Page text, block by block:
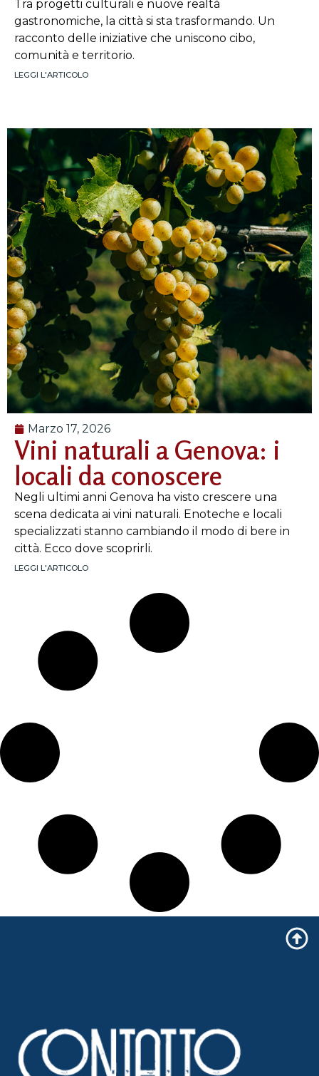
Tra progetti culturali e nuove realtà
gastronomiche, la città si sta trasformando. Un
racconto delle iniziative che uniscono cibo,
comunità e territorio.
LEGGI L'ARTICOLO
Marzo 17, 2026
Vini naturali a Genova: i
locali da conoscere
Negli ultimi anni Genova ha visto crescere una
scena dedicata ai vini naturali. Enoteche e locali
specializzati stanno cambiando il modo di bere in
città. Ecco dove scoprirli.
LEGGI L'ARTICOLO